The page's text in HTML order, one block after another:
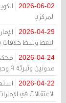
2026-06-02
المركزي
2026-04-29
النفط وسط خلافات
2026-04-24
مدونين وتبرئة 9 وحبس 18 متهماً بالتعاطف مع إيران
2026-04-22
الاعتقالات في